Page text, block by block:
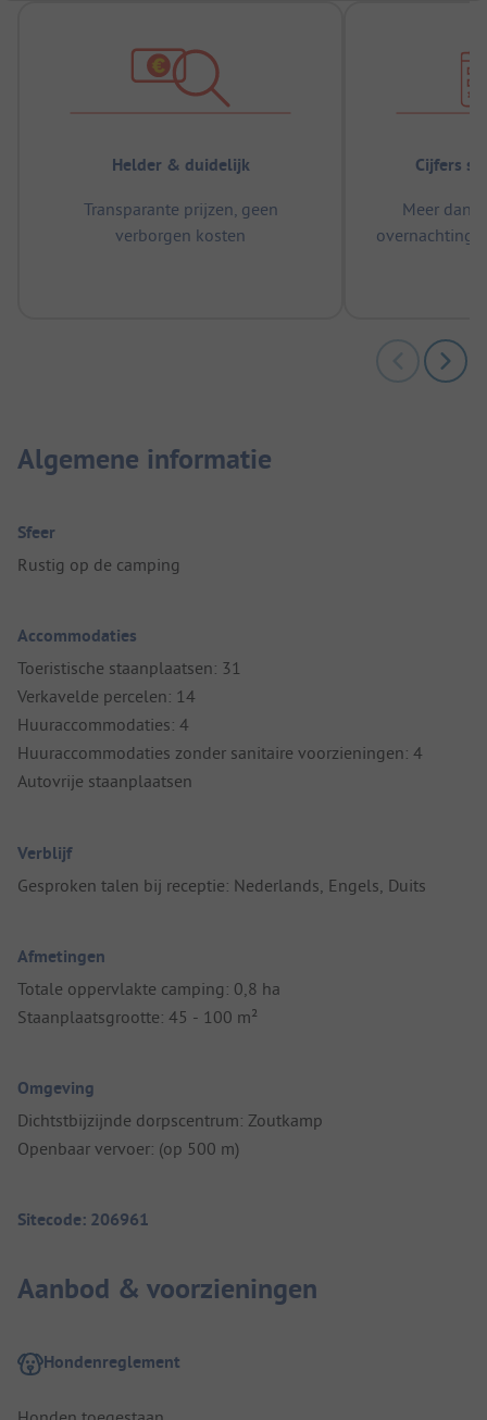
Helder & duidelijk
Transparante prijzen, geen
verborgen kosten
Cijfers
Meer dan
Algemene informatie
Sfeer
Rustig op de camping
Accommodaties
Toeristische staanplaatsen: 31
Verkavelde percelen: 14
Huuraccommodaties: 4
Huuraccommodaties zonder sanitaire voorzieningen: 4
Autovrije staanplaatsen
Verblijf
Gesproken talen bij receptie: Nederlands, Engels, Duits
Afmetingen
Totale oppervlakte camping: 0,8 ha
Staanplaatsgrootte: 45 - 100 m²
Omgeving
Dichtstbijzijnde dorpscentrum: Zoutkamp
Openbaar vervoer: (op 500 m)
Sitecode: 206961
Aanbod & voorzieningen
Hondenreglement